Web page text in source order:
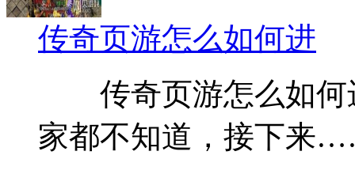
传奇页游怎么如何进
传奇页游怎么如何
家都不知道，接下来